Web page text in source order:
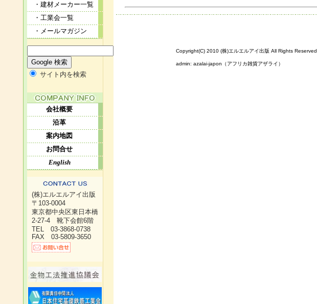
・建材メーカー一覧
・工業会一覧
・メールマガジン
サイト内を検索
会社概要
沿革
案内地図
お問合せ
English
(株)エルエルアイ出版
〒103-0004
東京都中央区東日本橋
2-27-4 靴下会館6階
TEL 03-3868-0738
FAX 03-5809-3650
Copyright(C) 2010 (株)エルエルアイ出版 All Rights Reserved.
admin: azalai-japon（アフリカ雑貨アザライ）